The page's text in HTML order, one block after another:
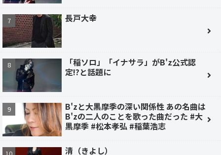
長戸大幸
「稲ソロ」「イナサラ」がB'z公式認
定!?と話題に
B'zと大黒摩季の深い関係性 あの名曲は
B'zの二人のことを歌った曲だった #大
黒摩季 #松本孝弘 #稲葉浩志
清（きよし）